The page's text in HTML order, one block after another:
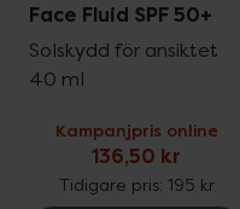
Face Fluid SPF 50+
Solskydd för ansiktet
40 ml
Kampanjpris online
136,50 kr
Tidigare pris: 195 kr